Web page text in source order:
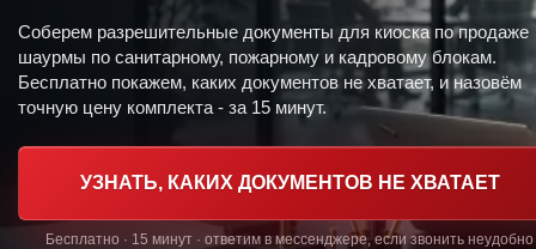
Соберем разрешительные документы для киоска по продаже
шаурмы по санитарному, пожарному и кадровому блокам.
Бесплатно покажем, каких документов не хватает, и назовём
точную цену комплекта - за 15 минут.
УЗНАТЬ, КАКИХ ДОКУМЕНТОВ НЕ ХВАТАЕТ
Бесплатно · 15 минут · ответим в мессенджере, если звонить неудобно